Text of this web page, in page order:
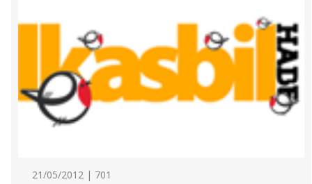
21/05/2012 | 701